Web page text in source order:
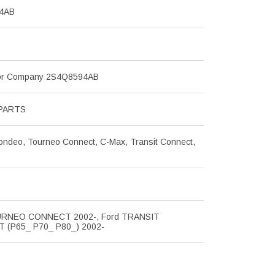
Company 2S4Q8594AB
Tourneo Connect, C-Max, Transit Connect,
CONNECT 2002-, Ford TRANSIT
(P65_ P70_ P80_) 2002-